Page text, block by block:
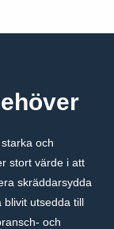
och
stort värde i att
skräddarsydda
blivit utsedda till
och